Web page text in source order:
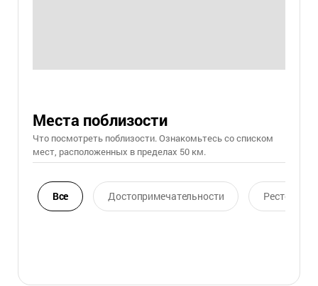
Места поблизости
Что посмотреть поблизости. Ознакомьтесь со списком
мест, расположенных в пределах 50 км.
Все Достопримечательности Ресторан